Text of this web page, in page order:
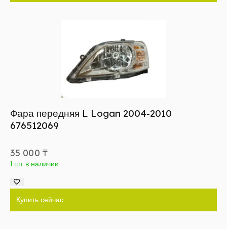
Фара передняя L Logan 2004-2010
676512069
35 000 ₸
1 шт в наличии
Купить сейчас